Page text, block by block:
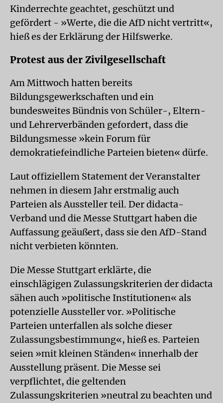
Kinderrechte geachtet, geschützt und
gefördert - »Werte, die die AfD nicht vertritt«,
hieß es der Erklärung der Hilfswerke.
Protest aus der Zivilgesellschaft
Am Mittwoch hatten bereits
Bildungsgewerkschaften und ein
bundesweites Bündnis von Schüler-, Eltern-
und Lehrerverbänden gefordert, dass die
Bildungsmesse »kein Forum für
demokratiefeindliche Parteien bieten« dürfe.
Laut offiziellem Statement der Veranstalter
nehmen in diesem Jahr erstmalig auch
Parteien als Aussteller teil. Der didacta-
Verband und die Messe Stuttgart haben die
Auffassung geäußert, dass sie den AfD-Stand
nicht verbieten könnten.
Die Messe Stuttgart erklärte, die
einschlägigen Zulassungskriterien der didacta
sähen auch »politische Institutionen« als
potenzielle Aussteller vor. »Politische
Parteien unterfallen als solche dieser
Zulassungsbestimmung«, hieß es. Parteien
seien »mit kleinen Ständen« innerhalb der
Ausstellung präsent. Die Messe sei
verpflichtet, die geltenden
Zulassungskriterien »neutral zu beachten und